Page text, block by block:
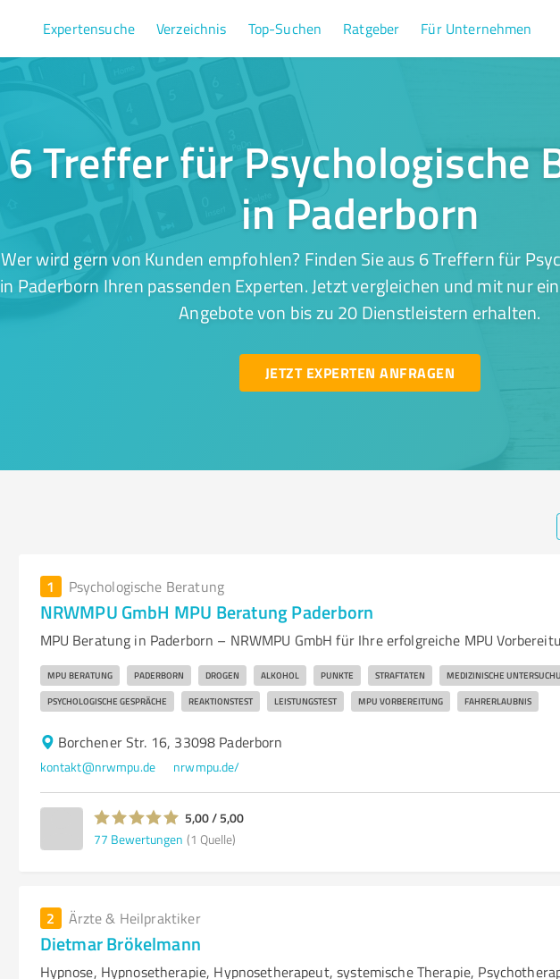
Expertensuche Verzeichnis Top-Suchen Ratgeber Für Unternehmen
6 Treffer für Psychologische
in Paderborn
Wer wird gern von Kunden empfohlen? Finden Sie aus 6 Treffern für
in Paderborn Ihren passenden Experten. Jetzt vergleichen und mit nur
Angebote von bis zu 20 Dienstleistern erhalten.
JETZT EXPERTEN ANFRAGEN
1 Psychologische Beratung
NRWMPU GmbH MPU Beratung Paderborn
MPU Beratung in Paderborn – NRWMPU GmbH für Ihre erfolgreiche MPU
MPU BERATUNG PADERBORN DROGEN ALKOHOL PUNKTE STRAFTATEN MEDIZINISCHE
PSYCHOLOGISCHE GESPRÄCHE REAKTIONSTEST LEISTUNGSTEST MPU VORBEREITUNG FAHRERLAUBNIS
Borchener Str. 16, 33098 Paderborn
kontakt@nrwmpu.de nrwmpu.de/
5,00 / 5,00
77 Bewertungen (1 Quelle)
2 Ärzte & Heilpraktiker
Dietmar Brökelmann
Hypnose, Hypnosetherapie, Hypnosetherapeut, systemische Therapie,